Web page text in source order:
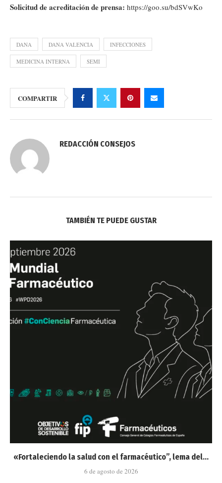
Solicitud de acreditación de prensa: https://goo.su/bdSVwKo
DANA DANA VALENCIA INFECCIONES
MEDICINA INTERNA SEMI
COMPARTIR
REDACCIÓN CONSEJOS
TAMBIÉN TE PUEDE GUSTAR
«Fortaleciendo la salud con el farmacéutico”, lema del...
6 de agosto de 2026